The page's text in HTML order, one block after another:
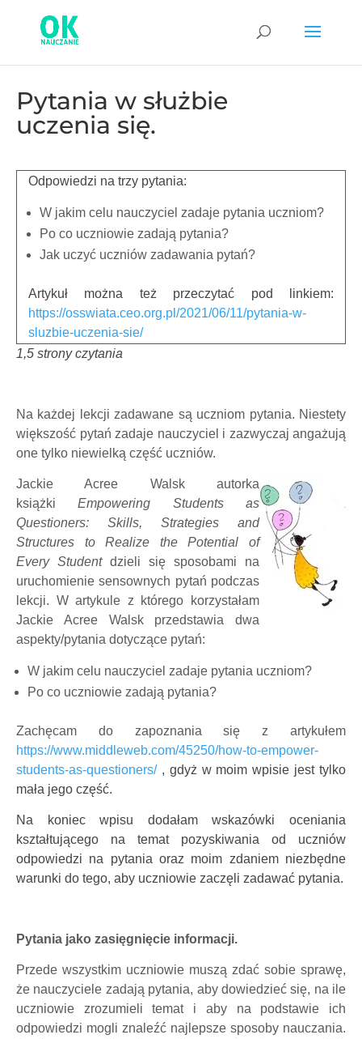
Pytania w służbie
uczenia się.
Odpowiedzi na trzy pytania:
W jakim celu nauczyciel zadaje pytania uczniom?
Po co uczniowie zadają pytania?
Jak uczyć uczniów zadawania pytań?
Artykuł można też przeczytać pod linkiem:
https://osswiata.ceo.org.pl/2021/06/11/pytania-w-
sluzbie-uczenia-sie/
1,5 strony czytania
Na każdej lekcji zadawane są uczniom pytania. Niestety
większość pytań zadaje nauczyciel i zazwyczaj angażują
one tylko niewielką część uczniów.
Jackie Acree Walsk autorka
książkiEmpowering Students as
Questioners: Skills, Strategies and
Structures to Realize the Potential of
Every Student dzieli się sposobami na
uruchomienie sensownych pytań podczas
lekcji. W artykule z którego korzystałam
Jackie Acree Walsk przedstawia dwa
aspekty/pytania dotyczące pytań:
W jakim celu nauczyciel zadaje pytania uczniom?
Po co uczniowie zadają pytania?
Zachęcam do zapoznania się z artykułem
https://www.middleweb.com/45250/how-to-empower-
students-as-questioners/, gdyż w moim wpisie jest tylko
mała jego część.
Na koniec wpisu dodałam wskazówki oceniania
kształtującego na temat pozyskiwania od uczniów
odpowiedzi na pytania oraz moim zdaniem niezbędne
warunki do tego, aby uczniowie zaczęli zadawać pytania.
Pytania jako zasięgnięcie informacji.
Przede wszystkim uczniowie muszą zdać sobie sprawę,
że nauczyciele zadają pytania, aby dowiedzieć się, na ile
uczniowie zrozumieli temat i aby na podstawie ich
odpowiedzi mogli znaleźć najlepsze sposoby nauczania.